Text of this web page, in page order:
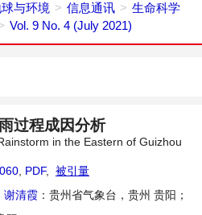
航
与环境 信息通讯
生命科学
Vol. 9 No. 4 (July 2021)
过程成因分析
in the Eastern of Guizhou
PDF,
被引量
谢清霞 ：贵州省气象台，贵州 贵阳；